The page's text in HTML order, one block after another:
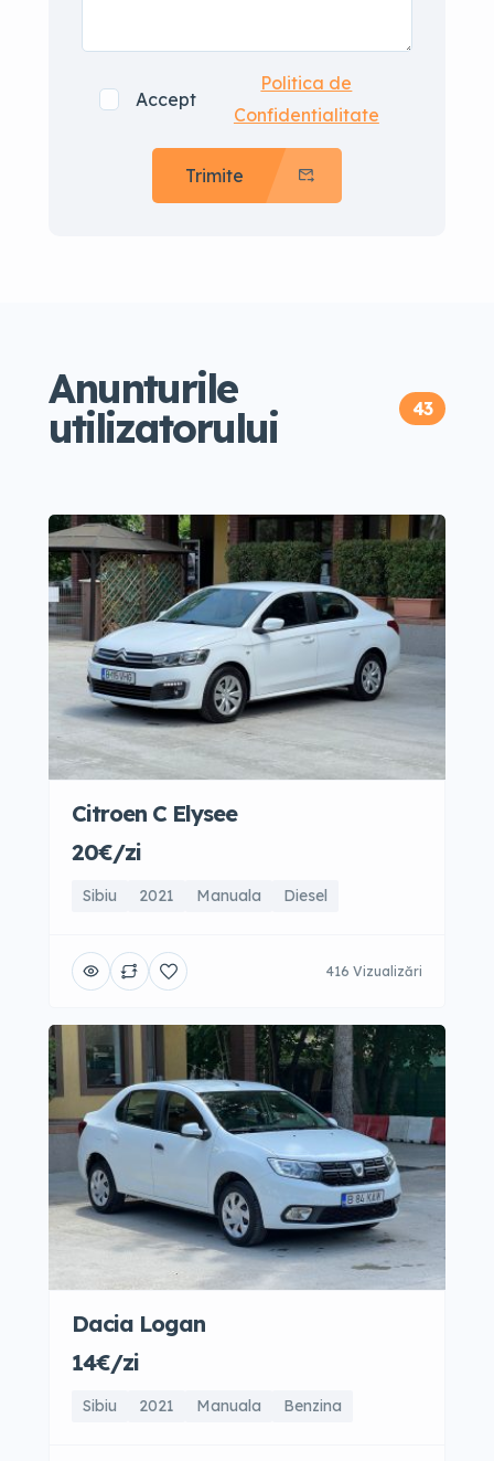
Accept
Politica de
Confidentialitate
Trimite
Anunturile
utilizatorului
43
Citroen C Elysee
20€/zi
Sibiu 2021 Manuala Diesel
416 Vizualizări
Dacia Logan
14€/zi
Sibiu 2021 Manuala Benzina